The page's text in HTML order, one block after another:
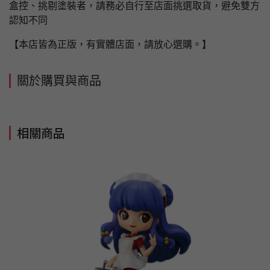
盒控、挑剔塗裝者，請務必自行至店面挑選取貨，避免雙方
認知不同
【本店皆為正版，有實體店面，請放心選購。】
關於購買與商品
相關商品